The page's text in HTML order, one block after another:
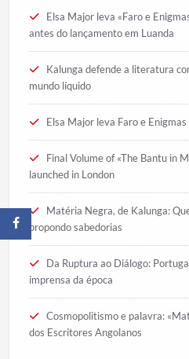
Elsa Major leva «Faro e
antes do lançamento em Luanda
Kalunga defende a literatura
mundo líquido
Elsa Major leva Faro e
Final Volume of «The Bantu in
launched in London
Matéria Negra, de Kalunga:
propondo sabedorias
Da Ruptura ao Diálogo:
imprensa da época
Cosmopolitismo e palavra:
dos Escritores Angolanos